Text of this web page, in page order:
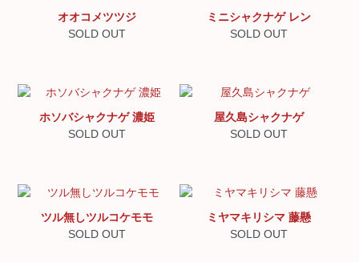
オオコメツツジ
SOLD OUT
ミニシャクナゲ レン
SOLD OUT
ホソバシャクナゲ 濃姫
SOLD OUT
屋久島シャクナゲ
SOLD OUT
ツル無しツルコケモモ
SOLD OUT
ミヤマキリシマ 藤懸
SOLD OUT